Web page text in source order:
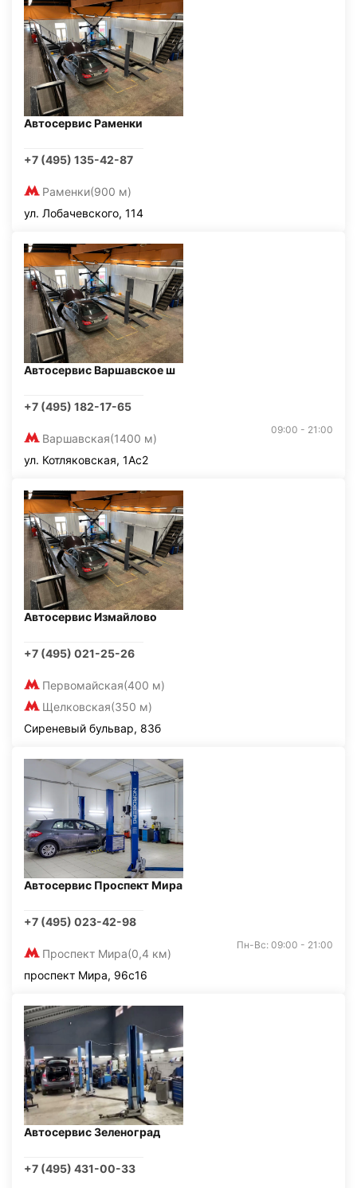
Автосервис Раменки
+7 (495) 135-42-87
Раменки(900 м)
ул. Лобачевского, 114
Автосервис Варшавское ш
+7 (495) 182-17-65
Варшавская(1400 м)
09:00 - 21:00
ул. Котляковская, 1Ас2
Автосервис Измайлово
+7 (495) 021-25-26
Первомайская(400 м)
Щелковская(350 м)
Сиреневый бульвар, 83б
Автосервис Проспект Мира
+7 (495) 023-42-98
Проспект Мира(0,4 км)
Пн-Вс: 09:00 - 21:00
проспект Мира, 96с16
Автосервис Зеленоград
+7 (495) 431-00-33